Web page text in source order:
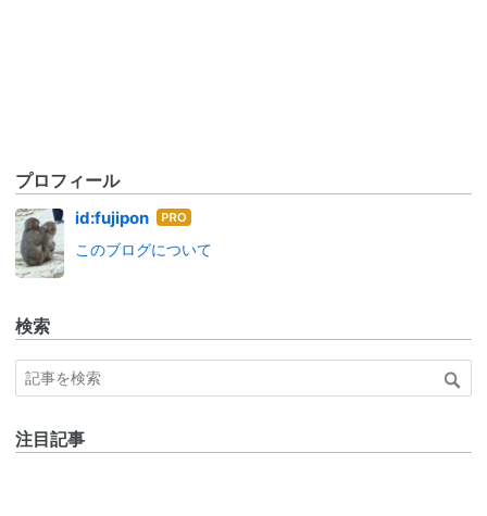
プロフィール
id:fujipon はて
ログ
このブログについて
検索
注目記事